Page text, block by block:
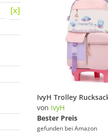
von IvyH
Bester Preis
gefunden bei Amazon